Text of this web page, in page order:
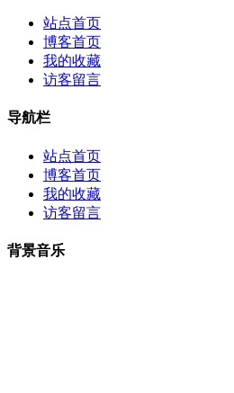
站点首页
博客首页
我的收藏
访客留言
导航栏
站点首页
博客首页
我的收藏
访客留言
背景音乐